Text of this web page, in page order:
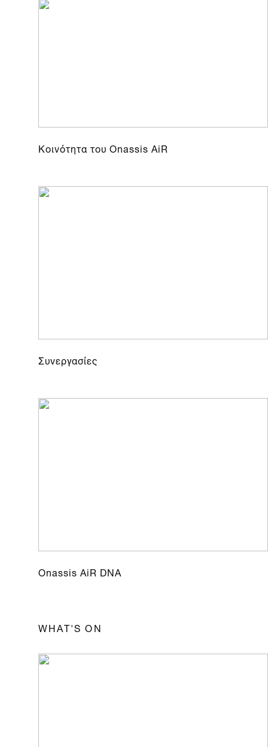
Κοινότητα του Onassis AiR
Συνεργασίες
Onassis AiR DNA
WHAT'S ON